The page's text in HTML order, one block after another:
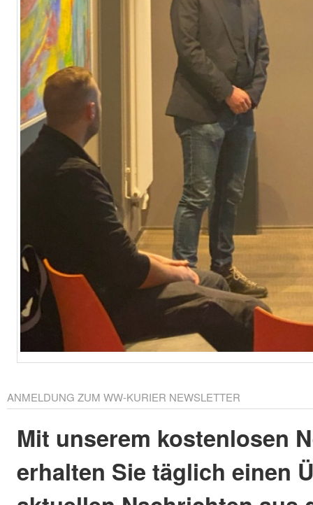
ANMELDUNG ZUM WW-KURIER NEWSLETTER
Mit unserem kostenlosen
erhalten Sie täglich einen